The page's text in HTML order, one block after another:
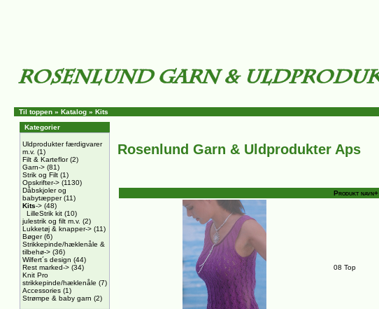
Til toppen » Katalog » Kits
Kategorier
Uldprodukter færdigvarer
m.v. (1)
Filt & Karteflor(2)
Garn-> (81)
Strik og Filt (1)
Opskrifter-> (1130)
Dåbskjoler og
babytæpper(11)
Kits-> (48)
LilleStrik kit (10)
julestrik og filt m.v. (2)
Lukketøj & knapper-> (11)
Bøger(6)
Strikkepinde/hæklenåle &
tilbehø-> (36)
Wilfert´s design (44)
Rest marked-> (34)
Knit Pro
strikkepinde/hæklenåle (7)
Accessories (1)
Strømpe & baby garn (2)
Rosenlund Garn & Uldprodukter Aps
Produkt navn+
08 Top